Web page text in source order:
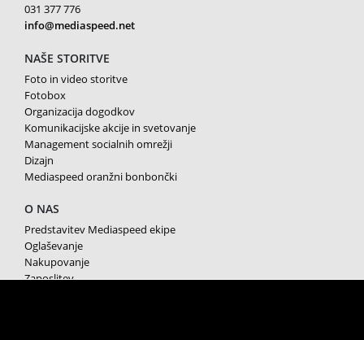
031 377 776
info@mediaspeed.net
NAŠE STORITVE
Foto in video storitve
Fotobox
Organizacija dogodkov
Komunikacijske akcije in svetovanje
Management socialnih omrežji
Dizajn
Mediaspeed oranžni bonbončki
O NAS
Predstavitev Mediaspeed ekipe
Oglaševanje
Nakupovanje
Zaposlitev